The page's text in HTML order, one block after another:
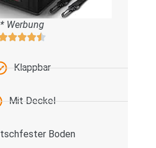
* Werbung
Klappbar
Mit Deckel
Boden